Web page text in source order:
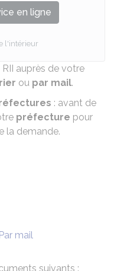
en ligne
l'intérieur
auprès de votre
ou par mail.
: avant de
préfecture pour
la demande.
Par mail
suivants :